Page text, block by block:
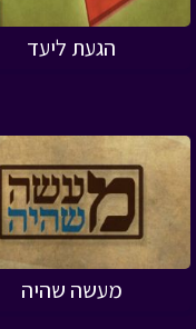
הגעת ליעד
מעשה שהיה